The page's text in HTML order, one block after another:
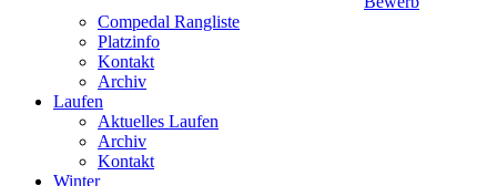
Compedal Rangliste
Platzinfo
Kontakt
Archiv
Laufen
Aktuelles Laufen
Archiv
Kontakt
Winter